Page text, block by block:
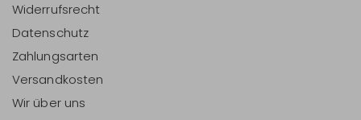
Widerrufsrecht
Datenschutz
Zahlungsarten
Versandkosten
Wir über uns